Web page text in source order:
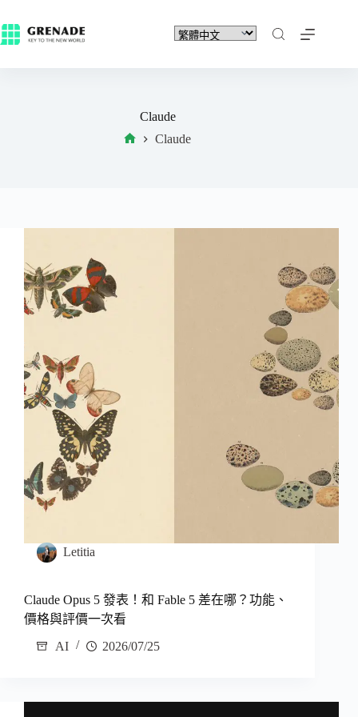
Claude
Claude
Letitia
Claude Opus 5 發表！和 Fable 5 差在哪？功能、
價格與評價一次看
AI
2026/07/25